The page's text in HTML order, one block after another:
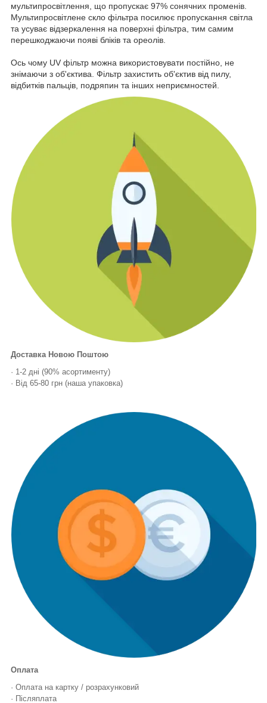
мультипросвітлення, що пропускає 97% сонячних променів.
Мультипросвітлене скло фільтра посилює пропускання світла
та усуває відзеркалення на поверхні фільтра, тим самим
перешкоджаючи появі бліків та ореолів.
Ось чому UV фільтр можна використовувати постійно, не
знімаючи з об'єктива. Фільтр захистить об'єктив від пилу,
відбитків пальців, подряпин та інших неприємностей.
Доставка Новою Поштою
· 1-2 дні (90% асортименту)
· Від 65-80 грн (наша упаковка)
Оплата
· Оплата на картку / розрахунковий
· Післяплата